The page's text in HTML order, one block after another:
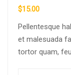
$15.00
Pellentesque
et malesuada
tortor quam,